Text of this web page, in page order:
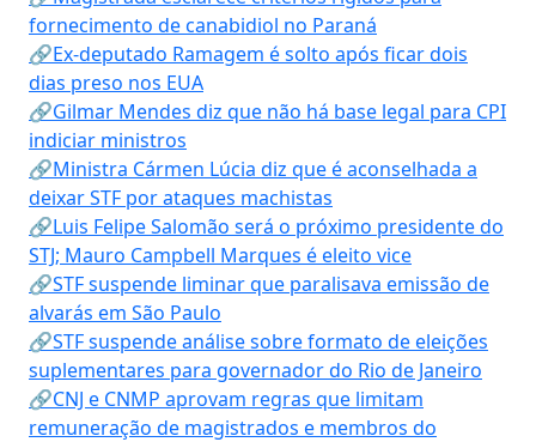
fornecimento de canabidiol no Paraná
🔗Ex-deputado Ramagem é solto após ficar dois
dias preso nos EUA
🔗Gilmar Mendes diz que não há base legal para CPI
indiciar ministros
🔗Ministra Cármen Lúcia diz que é aconselhada a
deixar STF por ataques machistas
🔗Luis Felipe Salomão será o próximo presidente do
STJ; Mauro Campbell Marques é eleito vice
🔗STF suspende liminar que paralisava emissão de
alvarás em São Paulo
🔗STF suspende análise sobre formato de eleições
suplementares para governador do Rio de Janeiro
🔗CNJ e CNMP aprovam regras que limitam
remuneração de magistrados e membros do